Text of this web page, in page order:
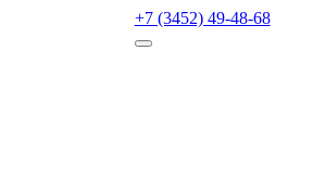
+7 (3452) 49-48-68